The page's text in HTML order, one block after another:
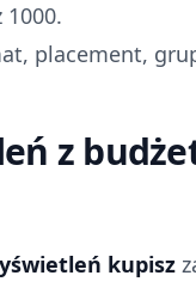
placement,
z
kupisz